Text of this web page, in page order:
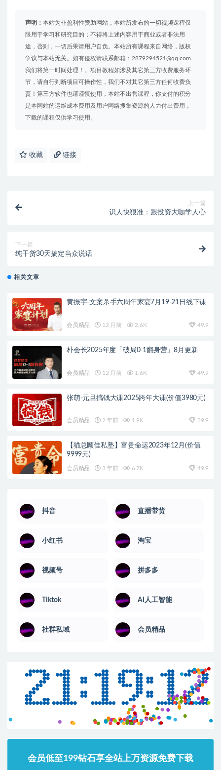
声明： 本站为非盈利性赞助网站，本站所发布的一切视频课程仅
限用于学习和研究目的；不得将上述内容用于商业或者非法用
途，否则，一切后果请用户自负。本站所有课程来自网络，版权
争议与本站无关。如有侵权请联系邮箱：2879294521@qq.com
我们将第一时间处理！。项目教程如涉及其它第三方收费服务环
节，请自行判断项目可操作性，我们不对其它第三方任何收费负
责！第三方软件也请谨慎使用，本站不出售课程，你支付的积分
是本网站的运维成本费用及用户网络搜集资源的人力付出费用，
下载的课程仅供学习使用。
收藏 链接
上一篇
识人快狠准：跟投资大咖学人心
下一篇
纯干货30天搞定当众说话
相关文章
黄振宇-文案杀手六周年家宴7月19-21日线下课
会员精品 12 月前 2.6K 49.9
朴会长2025年度「破局0-1翻身营」8月更新
会员精品 12 月前 1.6K 49.9
张萌-元旦搞钱大课2025跨年大课(价值3980元)
会员精品 2 年前 1.9K 39.9
【猫总顾佳私塾】富贵命运2023年12月(价值
9999元)
会员精品 3 年前 6.7K 49.9
抖音 直播带货
小红书 淘宝
视频号 拼多多
Tiktok AI人工智能
社群私域 会员精品
会员低至199钻石享全站上万资源免费下载